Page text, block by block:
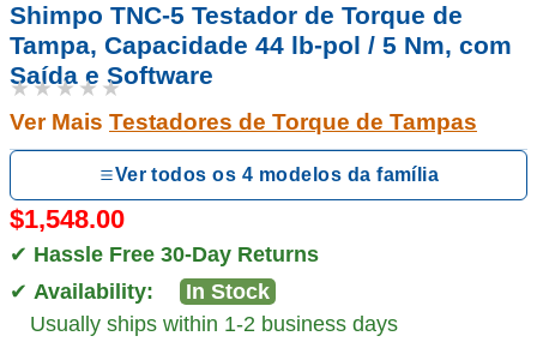
Shimpo TNC-5 Testador de Torque de
Tampa, Capacidade 44 lb-pol / 5 Nm, com
Saída e Software
★★★★★
Ver Mais Testadores de Torque de Tampas
Ver todos os 4 modelos da família
$1,548.00
✔ Hassle Free 30-Day Returns
✔ Availability:
In Stock
Usually ships within 1-2 business days